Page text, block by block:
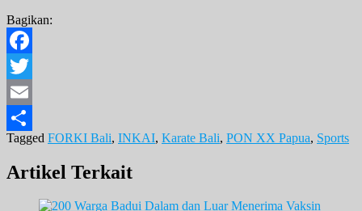
Bagikan:
Facebook
Twitter
Email
Share
Tagged FORKI Bali, INKAI, Karate Bali, PON XX Papua, Sports
Artikel Terkait